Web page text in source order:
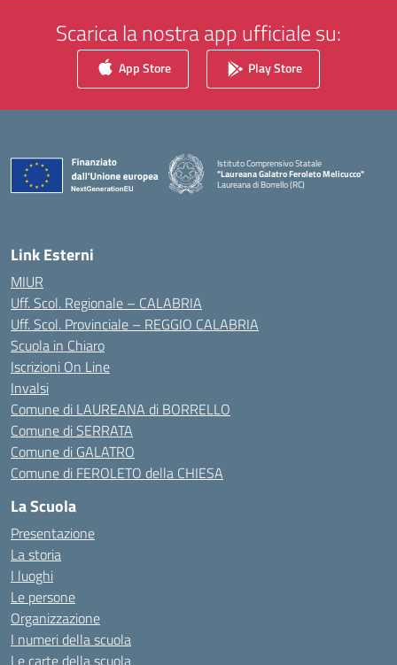
Scarica la nostra app ufficiale su:
App Store Play Store
Istituto Comprensivo Statale
"Laureana Galatro Feroleto Melicucco"
Laureana di Borrello (RC)
Link Esterni
MIUR
Uff. Scol. Regionale – CALABRIA
Uff. Scol. Provinciale – REGGIO CALABRIA
Scuola in Chiaro
Iscrizioni On Line
Invalsi
Comune di LAUREANA di BORRELLO
Comune di SERRATA
Comune di GALATRO
Comune di FEROLETO della CHIESA
La Scuola
Presentazione
La storia
I luoghi
Le persone
Organizzazione
I numeri della scuola
Le carte della scuola